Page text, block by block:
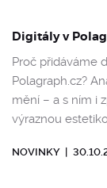
Digitály v
Proč přidáváme
Polagraph.cz?
mění – a s ním i
výraznou
NOVINKY |